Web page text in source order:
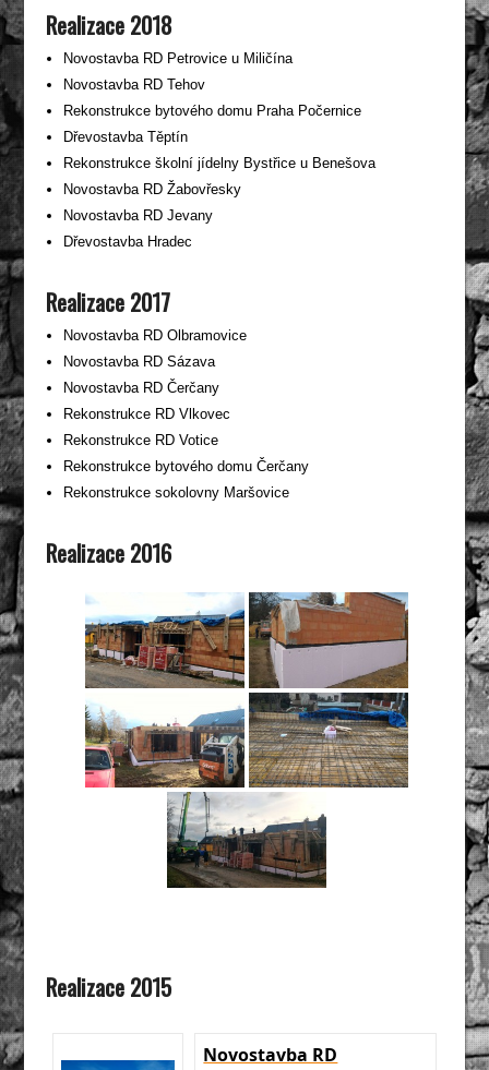
Realizace 2018
Novostavba RD Petrovice u Miličína
Novostavba RD Tehov
Rekonstrukce bytového domu Praha Počernice
Dřevostavba Těptín
Rekonstrukce školní jídelny Bystřice u Benešova
Novostavba RD Žabovřesky
Novostavba RD Jevany
Dřevostavba Hradec
Realizace 2017
Novostavba RD Olbramovice
Novostavba RD Sázava
Novostavba RD Čerčany
Rekonstrukce RD Vlkovec
Rekonstrukce RD Votice
Rekonstrukce bytového domu Čerčany
Rekonstrukce sokolovny Maršovice
Realizace 2016
Realizace 2015
Novostavba RD